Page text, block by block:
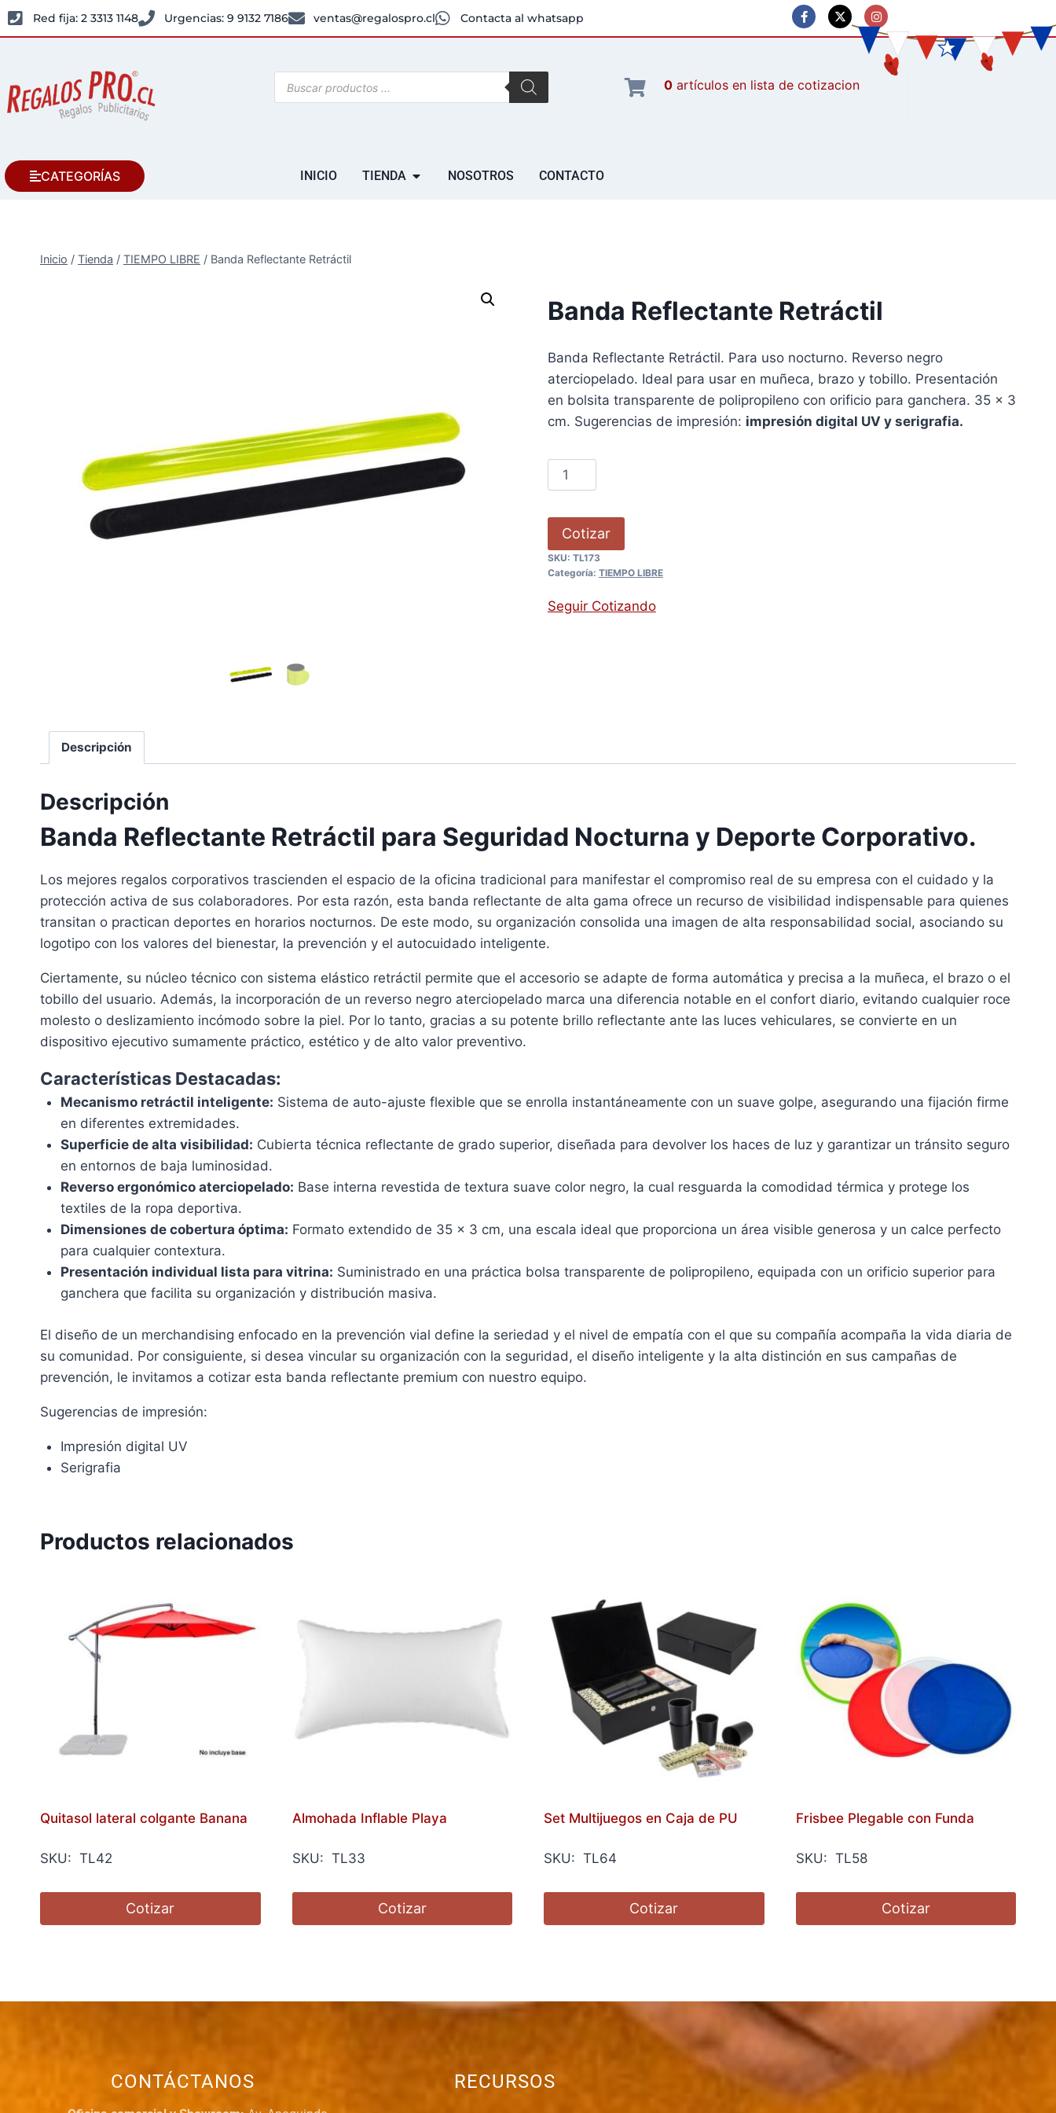
Red fija: 2 3313 1148 Urgencias: 9 9132 7186 ventas@regalospro.cl Contacta al whatsapp
0 artículos
CATEGORÍAS INICIO TIENDA NOSOTROS CONTACTO
Inicio / Tienda / TIEMPO LIBRE / Banda Reflectante Retráctil
Banda Reflectante Retráctil
Banda Reflectante Retráctil. Para uso nocturno. Reverso negro
aterciopelado. Ideal para usar en muñeca, brazo y tobillo. Presentación
en bolsita transparente de polipropileno con orificio para ganchera. 35 x 3
cm. Sugerencias de impresión: impresión digital UV y serigrafia.
Cotizar
SKU: TL173
Categoría: TIEMPO LIBRE
Seguir Cotizando
Descripción
Descripción
Banda Reflectante Retráctil para Seguridad Nocturna y Deporte Corporativo.
Los mejores regalos corporativos trascienden el espacio de la oficina tradicional para manifestar el compromiso real de su empresa con el cuidado y la
protección activa de sus colaboradores. Por esta razón, esta banda reflectante de alta gama ofrece un recurso de visibilidad indispensable para quienes
transitan o practican deportes en horarios nocturnos. De este modo, su organización consolida una imagen de alta responsabilidad social, asociando su
logotipo con los valores del bienestar, la prevención y el autocuidado inteligente.
Ciertamente, su núcleo técnico con sistema elástico retráctil permite que el accesorio se adapte de forma automática y precisa a la muñeca, el brazo o el
tobillo del usuario. Además, la incorporación de un reverso negro aterciopelado marca una diferencia notable en el confort diario, evitando cualquier roce
molesto o deslizamiento incómodo sobre la piel. Por lo tanto, gracias a su potente brillo reflectante ante las luces vehiculares, se convierte en un
dispositivo ejecutivo sumamente práctico, estético y de alto valor preventivo.
Características Destacadas:
Mecanismo retráctil inteligente: Sistema de auto-ajuste flexible que se enrolla instantáneamente con un suave golpe, asegurando una fijación firme
en diferentes extremidades.
Superficie de alta visibilidad: Cubierta técnica reflectante de grado superior, diseñada para devolver los haces de luz y garantizar un tránsito seguro
en entornos de baja luminosidad.
Reverso ergonómico aterciopelado: Base interna revestida de textura suave color negro, la cual resguarda la comodidad térmica y protege los
textiles de la ropa deportiva.
Dimensiones de cobertura óptima: Formato extendido de 35 x 3 cm, una escala ideal que proporciona un área visible generosa y un calce perfecto
para cualquier contextura.
Presentación individual lista para vitrina: Suministrado en una práctica bolsa transparente de polipropileno, equipada con un orificio superior para
ganchera que facilita su organización y distribución masiva.
El diseño de un merchandising enfocado en la prevención vial define la seriedad y el nivel de empatía con el que su compañía acompaña la vida diaria de
su comunidad. Por consiguiente, si desea vincular su organización con la seguridad, el diseño inteligente y la alta distinción en sus campañas de
prevención, le invitamos a cotizar esta banda reflectante premium con nuestro equipo.
Sugerencias de impresión:
Impresión digital UV
Serigrafia
Productos relacionados
Quitasol lateral colgante Banana
SKU: TL42
Cotizar
Almohada Inflable Playa
SKU: TL33
Cotizar
Set Multijuegos en Caja de PU
SKU: TL64
Cotizar
Frisbee Plegable con Funda
SKU: TL58
Cotizar
CONTÁCTANOS RECURSOS